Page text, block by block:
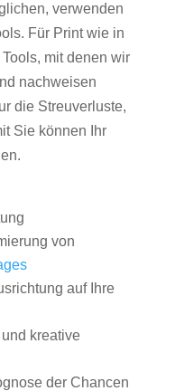
verwenden
Für Print wie in
mit denen wir
nachweisen
die Streuverluste,
Sie können Ihr
von
auf Ihre
kreative
der Chancen